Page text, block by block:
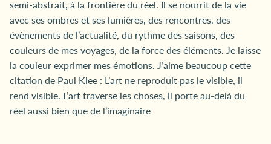
semi-abstrait, à la frontière du réel. Il se nourrit de la vie
avec ses ombres et ses lumières, des rencontres, des
évènements de l’actualité, du rythme des saisons, des
couleurs de mes voyages, de la force des éléments. Je laisse
la couleur exprimer mes émotions. J’aime beaucoup cette
citation de Paul Klee : L’art ne reproduit pas le visible, il
rend visible. L’art traverse les choses, il porte au-delà du
réel aussi bien que de l’imaginaire